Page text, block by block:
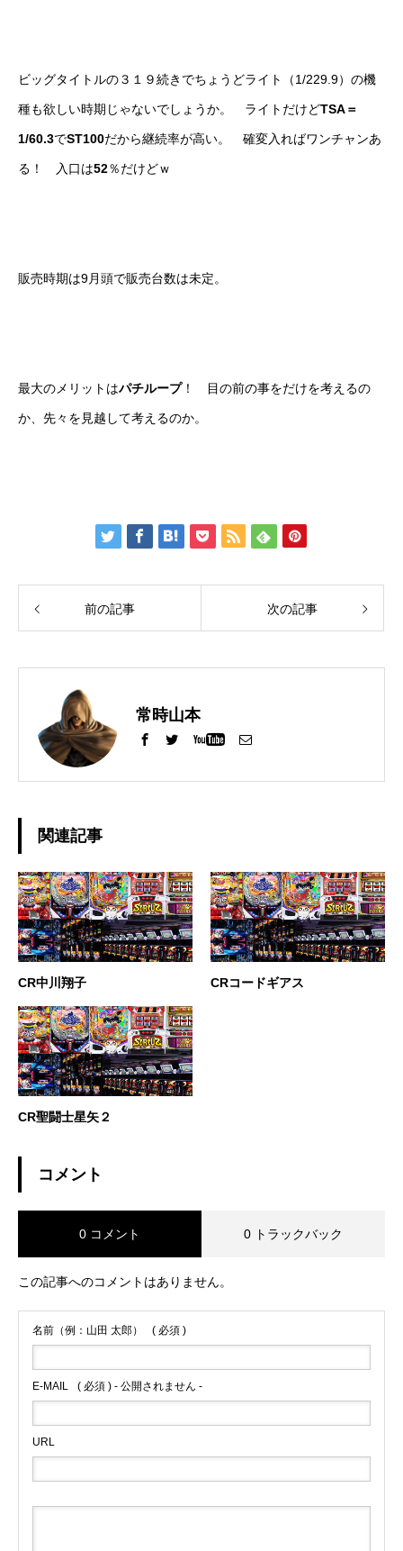
ビッグタイトルの３１９続きでちょうどライト（1/229.9）の機
種も欲しい時期じゃないでしょうか。 ライトだけどTSA＝
1/60.3でST100だから継続率が高い。 確変入ればワンチャンあ
る！ 入口は52％だけどｗ
販売時期は9月頭で販売台数は未定。
最大のメリットはパチループ！ 目の前の事をだけを考えるの
か、先々を見越して考えるのか。
前の記事 次の記事
常時山本
関連記事
CR中川翔子 CRコードギアス
CR聖闘士星矢２
コメント
0 コメント 0 トラックバック
この記事へのコメントはありません。
名前（例：山田 太郎） ( 必須 )
E-MAIL ( 必須 ) - 公開されません -
URL